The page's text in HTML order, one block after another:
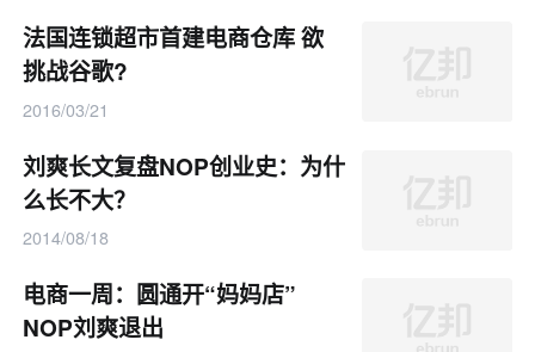
法国连锁超市首建电商仓库 欲
挑战谷歌?
2016/03/21
刘爽长文复盘NOP创业史：为什
么长不大？
2014/08/18
电商一周：圆通开“妈妈店”
NOP刘爽退出